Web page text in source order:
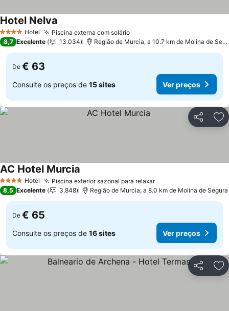
4 EstrelasHotel Piscina externa com solárioVer preços
Hotel Nelva
8,7 Excelente 13.034 Região de Murcia, a 10.7 km de Molina de
De € 63
Consulte os preços de 15 sites Ver preços
Partilhar
4 EstrelasHotel Piscina exterior sazonal para relaxarVer preços
AC Hotel Murcia
8,5 Excelente 3.848 Região de Murcia, a 8.0 km de Molina de Segura
De € 65
Consulte os preços de 16 sites Ver preços
Partilhar